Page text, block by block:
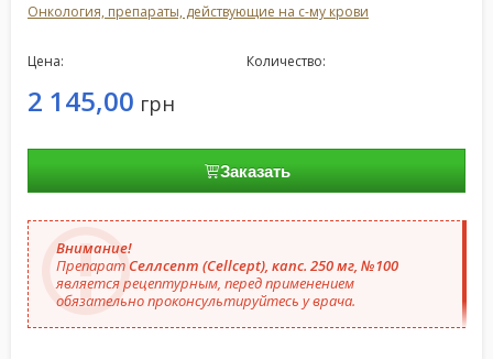
Онкология, препараты, действующие на с-му крови
Цена:
2 145,00 грн
Количество:
Заказать
Внимание!
ПрепаратСеллсепт (Cellcept), капс. 250 мг, №100
является рецептурным, перед применением
обязательно проконсультируйтесь у врача.